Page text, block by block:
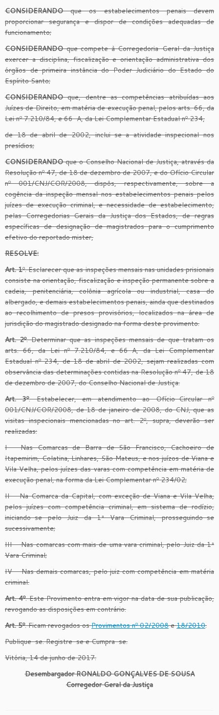
CONSIDERANDOque os estabelecimentos penais devem
proporcionar segurança e dispor de condições adequadas de
funcionamento;
CONSIDERANDOque compete à Corregedoria-Geral da Justiça
exercer a disciplina, fiscalização e orientação administrativa dos
órgãos de primeira instância do Poder Judiciário do Estado do
Espírito Santo;
CONSIDERANDOque, dentre as competências atribuídas aos
Juízes de Direito, em matéria de execução penal, pelos arts. 66, da
Lei nº 7.210/84, e 66-A, da Lei Complementar Estadual nº 234,
de 18 de abril de 2002, inclui-se a atividade inspecional nos
presídios;
CONSIDERANDOque o Conselho Nacional de Justiça, através da
Resolução nº 47, de 18 de dezembro de 2007, e do Ofício Circular
nº 001/CNJ/COR/2008, dispôs, respectivamente, sobre a
cogência da inspeção mensal nos estabelecimentos penais pelos
juízes de execução criminal, e necessidade de estabelecimento,
pelas Corregedorias-Gerais da Justiça dos Estados, de regras
específicas de designação de magistrados para o cumprimento
efetivo do reportado mister,
RESOLVE:
Art. 1º. Esclarecer que as inspeções mensais nas unidades prisionais
consiste na orientação, fiscalização e inspeção permanente sobre a
cadeia, penitenciária, colônia agrícola ou industrial, casa do
albergado, e demais estabelecimentos penais, ainda que destinados
ao recolhimento de presos provisórios, localizados na área de
jurisdição do magistrado designado na forma deste provimento.
Art. 2º. Determinar que as inspeções mensais de que tratam os
arts. 66, da Lei nº 7.210/84, e 66-A, da Lei Complementar
Estadual nº 234, de 18 de abril de 2002, sejam realizadas com
observância das determinações contidas na Resolução nº 47, de 18
de dezembro de 2007, do Conselho Nacional de Justiça.
Art. 3º. Estabelecer, em atendimento ao Ofício-Circular nº
001/CNJ/COR/2008, de 18 de janeiro de 2008, do CNJ, que as
visitas inspecionais mencionadas no art. 2º, supra, deverão ser
realizadas:
I – Nas Comarcas de Barra de São Francisco, Cachoeiro de
Itapemirim, Colatina, Linhares, São Mateus, e nos juízos de Viana e
Vila Velha, pelos juízes das varas com competência em matéria de
execução penal, na forma da Lei Complementar nº 234/02;
II – Na Comarca da Capital, com exceção de Viana e Vila Velha,
pelos juízes com competência criminal, em sistema de rodízio,
iniciando-se pelo Juiz da 1ª Vara Criminal, prosseguindo-se
sucessivamente;
III – Nas comarcas com mais de uma vara criminal, pelo Juiz da 1ª
Vara Criminal;
IV – Nas demais comarcas, pelo juiz com competência em matéria
criminal.
Art. 4º. Este Provimento entra em vigor na data de sua publicação,
revogando as disposições em contrário.
Art. 5º. Ficam revogados osProvimentos nº 02/2008e18/2010.
Publique-se. Registre-se e Cumpra-se.
Vitória, 14 de junho de 2017.
Desembargador RONALDO GONÇALVES DE SOUSA
Corregedor Geral da Justiça